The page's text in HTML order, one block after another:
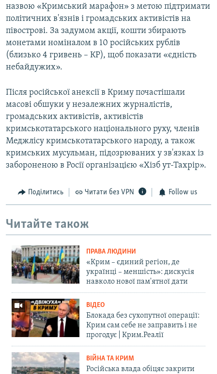
назвою «Кримський марафон» з метою підтримати
політичних в'язнів і громадських активістів на
півострові. За задумом акції, кошти збирають
монетами номіналом в 10 російських рублів
(близько 4 гривень – КР), щоб показати «єдність
небайдужих».
Після російської анексії в Криму почастішали
масові обшуки у незалежних журналістів,
громадських активістів, активістів
кримськотатарського національного руху, членів
Меджлісу кримськотатарського народу, а також
кримських мусульман, підозрюваних у зв'язках із
забороненою в Росії організацією «Хізб ут-Тахрір».
Поділитись Читати без VPN Follow us
Читайте також
ПРАВА ЛЮДИНИ
«Крим – єдиний регіон, де
українці – меншість»: дискусія
навколо нової пам'ятної дати
ВІДЕО
Блокада без сухопутної операції:
Крим сам себе не заправить і не
прогодує | Крим.Реалії
ВІЙНА ТА КРИМ
Російська влада обіцяє закрити